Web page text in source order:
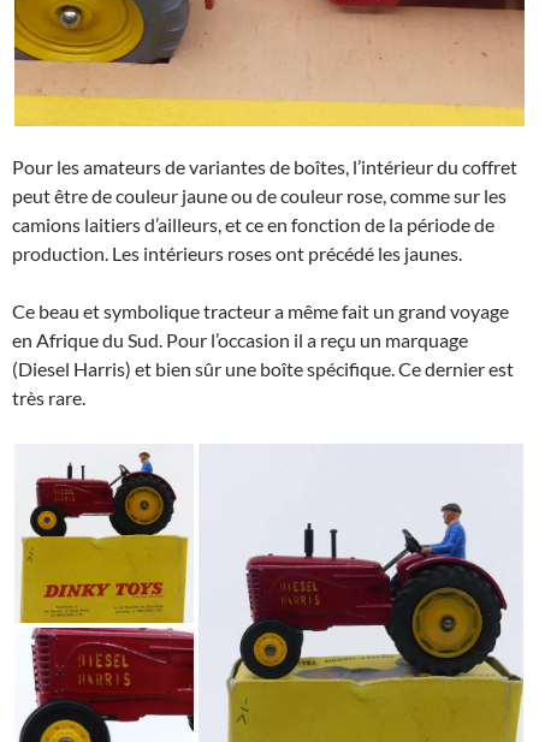
Pour les amateurs de variantes de boîtes, l’intérieur du coffret
peut être de couleur jaune ou de couleur rose, comme sur les
camions laitiers d’ailleurs, et ce en fonction de la période de
production. Les intérieurs roses ont précédé les jaunes.
Ce beau et symbolique tracteur a même fait un grand voyage
en Afrique du Sud. Pour l’occasion il a reçu un marquage
(Diesel Harris) et bien sûr une boîte spécifique. Ce dernier est
très rare.